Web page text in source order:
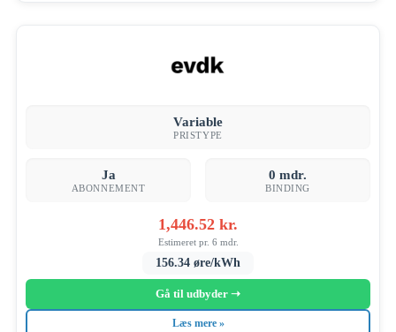
Variable
PRISTYPE
Ja
ABONNEMENT
0 mdr.
BINDING
1,446.52 kr.
Estimeret pr. 6 mdr.
156.34 øre/kWh
Gå til udbyder ➝
Læs mere »